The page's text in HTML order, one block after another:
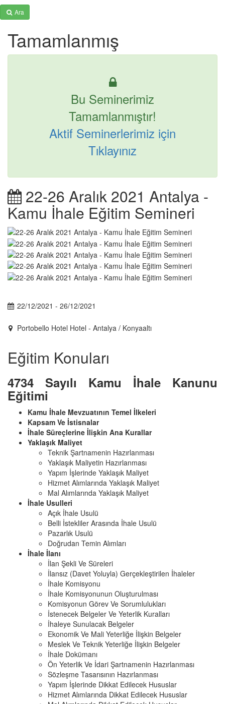
Ara
Tamamlanmış
Bu Seminerimiz
Tamamlanmıştır!
Aktif Seminerlerimiz için
Tıklayınız
22-26 Aralık 2021 Antalya -
Kamu İhale Eğitim Semineri
22/12/2021 - 26/12/2021
Portobello Hotel Hotel - Antalya / Konyaaltı
Eğitim Konuları
4734 Sayılı Kamu İhale Kanunu
Eğitimi
Kamu İhale Mevzuatının Temel İlkeleri
Kapsam Ve İstisnalar
İhale Süreçlerine İlişkin Ana Kurallar
Yaklaşık Maliyet
Teknik Şartnamenin Hazırlanması
Yaklaşık Maliyetin Hazırlanması
Yapım İşlerinde Yaklaşık Maliyet
Hizmet Alımlarında Yaklaşık Maliyet
Mal Alımlarında Yaklaşık Maliyet
İhale Usulleri
Açık İhale Usulü
Belli İstekliler Arasında İhale Usulü
Pazarlık Usulü
Doğrudan Temin Alımları
İhale İlanı
İlan Şekli Ve Süreleri
İlansız (Davet Yoluyla) Gerçekleştirilen İhaleler
İhale Komisyonu
İhale Komisyonunun Oluşturulması
Komisyonun Görev Ve Sorumlulukları
İstenecek Belgeler Ve Yeterlik Kuralları
İhaleye Sunulacak Belgeler
Ekonomik Ve Mali Yeterliğe İlişkin Belgeler
Meslek Ve Teknik Yeterliğe İlişkin Belgeler
İhale Dokümanı
Ön Yeterlik Ve İdari Şartnamenin Hazırlanması
Sözleşme Tasarısının Hazırlanması
Yapım İşlerinde Dikkat Edilecek Hususlar
Hizmet Alımlarında Dikkat Edilecek Hususlar